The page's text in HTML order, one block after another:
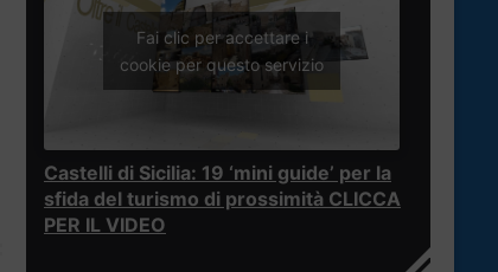
Fai clic per accettare i
cookie per questo servizio
Castelli di Sicilia: 19 ‘mini guide’ per la
sfida del turismo di prossimità CLICCA
PER IL VIDEO